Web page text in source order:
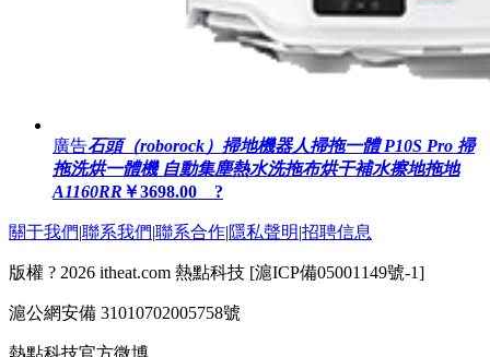
廣告石頭（roborock）掃地機器人掃拖一體 P10S Pro 掃
拖洗烘一體機 自動集塵熱水洗拖布烘干補水擦地拖地
A1160RR ￥3698.00 ?
關于我們|聯系我們|聯系合作|隱私聲明|招聘信息
版權 ? 2026 itheat.com 熱點科技 [滬ICP備05001149號-1]
滬公網安備 31010702005758號